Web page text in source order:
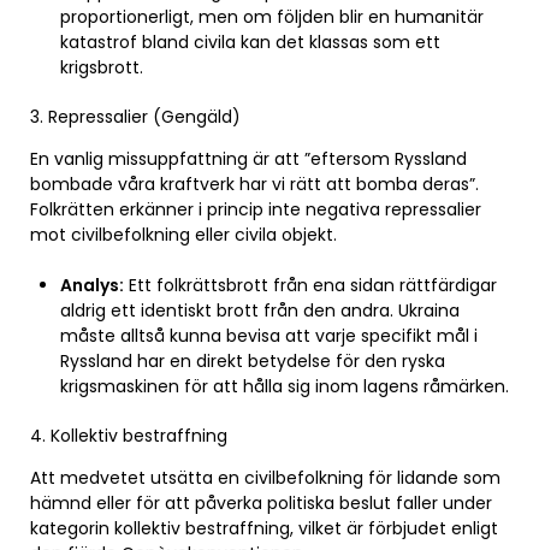
proportionerligt, men om följden blir en humanitär
katastrof bland civila kan det klassas som ett
krigsbrott.
3. Repressalier (Gengäld)
En vanlig missuppfattning är att ”eftersom Ryssland
bombade våra kraftverk har vi rätt att bomba deras”.
Folkrätten erkänner i princip inte negativa repressalier
mot civilbefolkning eller civila objekt.
Analys: Ett folkrättsbrott från ena sidan rättfärdigar
aldrig ett identiskt brott från den andra. Ukraina
måste alltså kunna bevisa att varje specifikt mål i
Ryssland har en direkt betydelse för den ryska
krigsmaskinen för att hålla sig inom lagens råmärken.
4. Kollektiv bestraffning
Att medvetet utsätta en civilbefolkning för lidande som
hämnd eller för att påverka politiska beslut faller under
kategorin kollektiv bestraffning, vilket är förbjudet enligt